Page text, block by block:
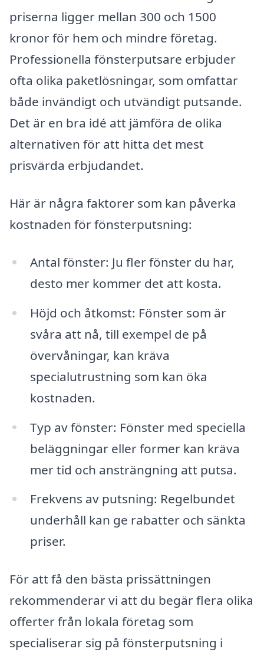
priserna ligger mellan 300 och 1500
kronor för hem och mindre företag.
Professionella fönsterputsare erbjuder
ofta olika paketlösningar, som omfattar
både invändigt och utvändigt putsande.
Det är en bra idé att jämföra de olika
alternativen för att hitta det mest
prisvärda erbjudandet.
Här är några faktorer som kan påverka
kostnaden för fönsterputsning:
Antal fönster: Ju fler fönster du har,
desto mer kommer det att kosta.
Höjd och åtkomst: Fönster som är
svåra att nå, till exempel de på
övervåningar, kan kräva
specialutrustning som kan öka
kostnaden.
Typ av fönster: Fönster med speciella
beläggningar eller former kan kräva
mer tid och ansträngning att putsa.
Frekvens av putsning: Regelbundet
underhåll kan ge rabatter och sänkta
priser.
För att få den bästa prissättningen
rekommenderar vi att du begär flera olika
offerter från lokala företag som
specialiserar sig på fönsterputsning i